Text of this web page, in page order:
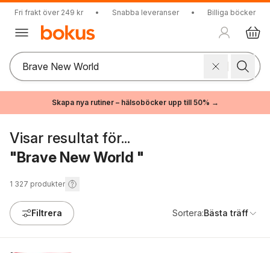
Fri frakt över 249 kr • Snabba leveranser • Billiga böcker
Skapa nya rutiner – hälsoböcker upp till 50% →
Visar resultat för...
"Brave New World "
1 327 produkter
Filtrera Sortera:Bästa träff